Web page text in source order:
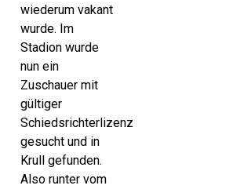
wiederum vakant
wurde. Im
Stadion wurde
nun ein
Zuschauer mit
gültiger
Schiedsrichterlizenz
gesucht und in
Krull gefunden.
Also runter vom